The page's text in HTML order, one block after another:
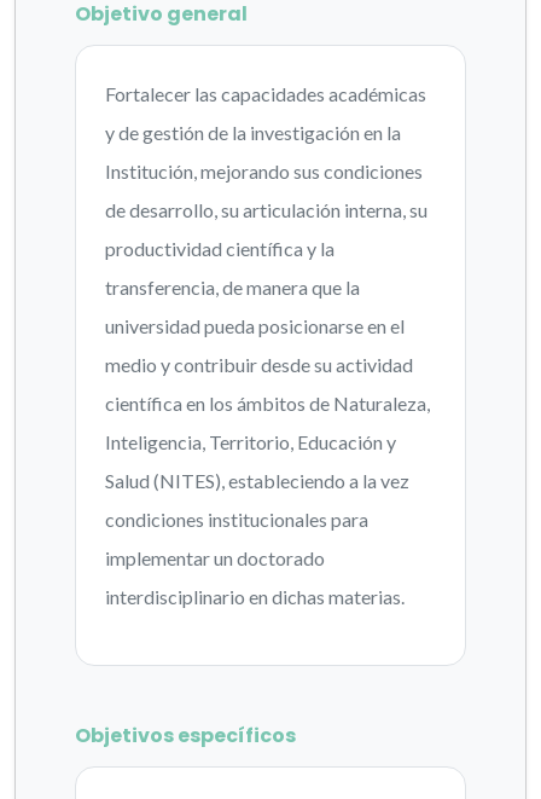
Objetivo general
Fortalecer las capacidades académicas
y de gestión de la investigación en la
Institución, mejorando sus condiciones
de desarrollo, su articulación interna, su
productividad científica y la
transferencia, de manera que la
universidad pueda posicionarse en el
medio y contribuir desde su actividad
científica en los ámbitos de Naturaleza,
Inteligencia, Territorio, Educación y
Salud (NITES), estableciendo a la vez
condiciones institucionales para
implementar un doctorado
interdisciplinario en dichas materias.
Objetivos específicos